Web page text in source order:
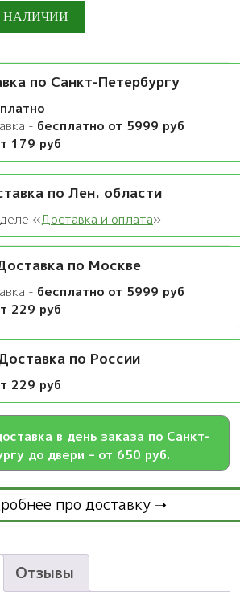
по Санкт-Петербургу
- бесплатно от 5999 руб
179 руб
по Лен. области
«Доставка и оплата»
по Москве
- бесплатно от 5999 руб
229 руб
по России
229 руб
в день заказа по Санкт-
до двери – от 650 руб.
про доставку ➝
Отзывы